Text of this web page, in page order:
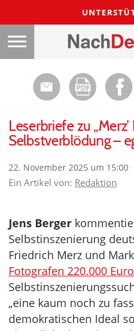
Leserbriefe zu
Selbstverblödung –
22. November 2025 um 15:00
Ein Artikel von: Redaktion
Jens Berger
Selbstinszenierung
Friedrich Merz und
Fotografen 220.000
„eine kaum noch zu
demokratischen Ideal